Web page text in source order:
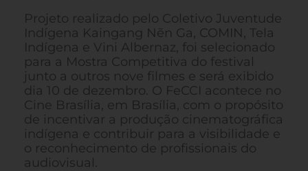
Projeto realizado pelo Coletivo Juventude
Indígena Kaingang Nẽn Ga, COMIN, Tela
Indígena e Vini Albernaz, foi selecionado
para a Mostra Competitiva do festival
junto a outros nove filmes e será exibido
dia 10 de dezembro. O FeCCI acontece no
Cine Brasília, em Brasília, com o propósito
de incentivar a produção cinematográfica
indígena e contribuir para a visibilidade e
o reconhecimento de profissionais do
audiovisual.